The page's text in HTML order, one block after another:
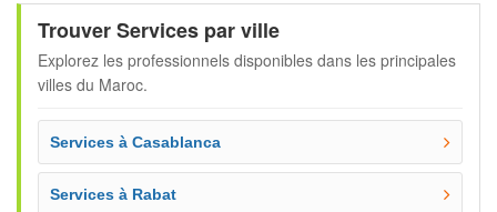
Trouver Services par ville
Explorez les professionnels disponibles dans les principales
villes du Maroc.
Services à Casablanca
Services à Rabat